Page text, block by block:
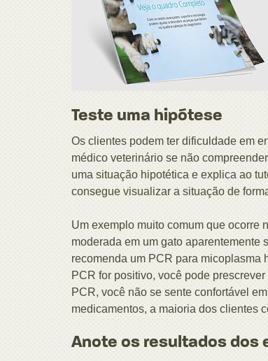
Teste uma hipótese
Os clientes podem ter dificuldade em
médico veterinário se não
uma situação hipotética e explica ao
consegue visualizar a situação de
Um exemplo muito comum que ocorre
moderada em um gato
recomenda um PCR para micoplasma
PCR for positivo, você pode
PCR, você não se sente confortável
medicamentos, a maioria dos clientes
Anote os resultados dos